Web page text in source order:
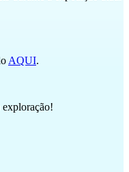
AQUI.
exploração!